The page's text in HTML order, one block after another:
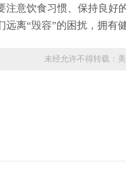
注意饮食习惯、保持良好
离“毁容”的困扰，拥有
未经允许不得转载：